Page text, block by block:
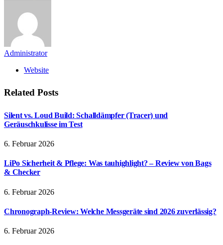
Administrator
Website
Related Posts
Silent vs. Loud Build: Schalldämpfer (Tracer) und
Geräuschkulisse im Test
6. Februar 2026
LiPo Sicherheit & Pflege: Was tauhighlight? – Review von Bags
& Checker
6. Februar 2026
Chronograph-Review: Welche Messgeräte sind 2026 zuverlässig?
6. Februar 2026